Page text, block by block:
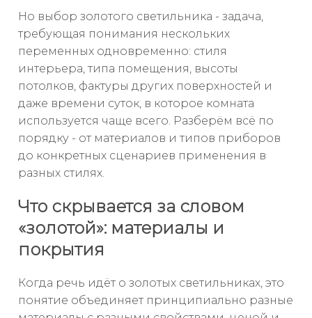
Но выбор золотого светильника - задача,
требующая понимания нескольких
переменных одновременно: стиля
интерьера, типа помещения, высоты
потолков, фактуры других поверхностей и
даже времени суток, в которое комната
используется чаще всего. Разберём всё по
порядку - от материалов и типов приборов
до конкретных сценариев применения в
разных стилях.
Что скрывается за словом
«золотой»: материалы и
покрытия
Когда речь идёт о золотых светильниках, это
понятие объединяет принципиально разные